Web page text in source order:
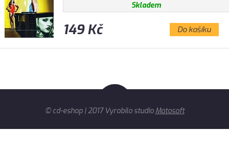
Skladem
149 Kč Do košíku
© cd-eshop | 2017 Vyrobilo studio Matosoft